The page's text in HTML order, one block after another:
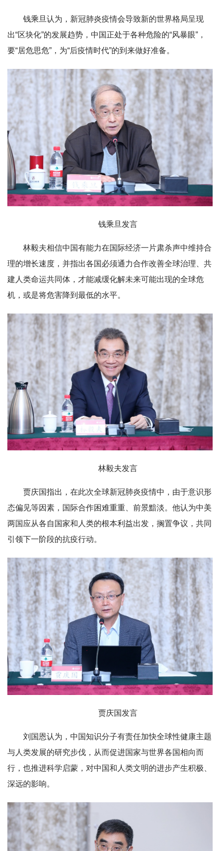
钱乘旦认为，新冠肺炎疫情会导致新的世界格局呈现
出“区块化”的发展趋势，中国正处于各种危险的“风暴眼”，
要“居危思危”，为“后疫情时代”的到来做好准备。
钱乘旦发言
林毅夫相信中国有能力在国际经济一片肃杀声中维持合
理的增长速度，并指出各国必须通力合作改善全球治理、共
建人类命运共同体，才能减缓化解未来可能出现的全球危
机，或是将危害降到最低的水平。
林毅夫发言
贾庆国指出，在此次全球新冠肺炎疫情中，由于意识形
态偏见等因素，国际合作困难重重、前景黯淡。他认为中美
两国应从各自国家和人类的根本利益出发，搁置争议，共同
引领下一阶段的抗疫行动。
贾庆国发言
刘国恩认为，中国知识分子有责任加快全球性健康主题
与人类发展的研究步伐，从而促进国家与世界各国相向而
行，也推进科学启蒙，对中国和人类文明的进步产生积极、
深远的影响。